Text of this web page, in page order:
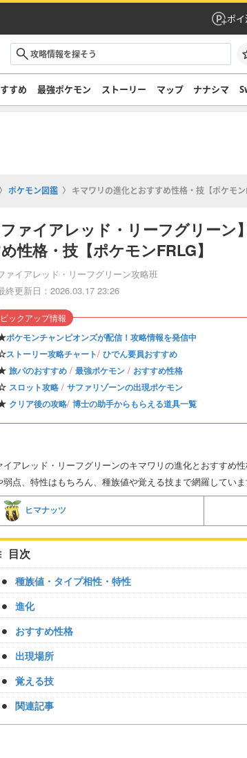
ポ
すめ 最強ポケモン ストーリー マップ ナナシマ
ポケモン図鑑 キマワリの進化とおすすめ性格・技【ポケモン
ファイアレッド・リーフグリー
性格・技【ポケモンFRLG】
ァイアレッド・リーフグリーン攻略班
終更新日：2026.03.17 23:26
ポケモンチャンピオンズが配信！攻略情報を発信中
ストーリー攻略チャート/ ひでん要員おすすめ
旅パのおすすめ / 最強ポケモン / おすすめ性格
スロット攻略 / サファリゾーンの出現ポケモン
クリア後の攻略/ 博士の助手からもらえる道具一覧
ピックアップ情報
イアレッド・リーフグリーンのキマワリの進化とおすすめ
弱点、特性はもちろん、種族値や覚える技まで網羅していま
ヒマナッツ
目次
種族値・タイプ相性・特性
進化
おすすめ性格
出現場所
覚える技
関連記事